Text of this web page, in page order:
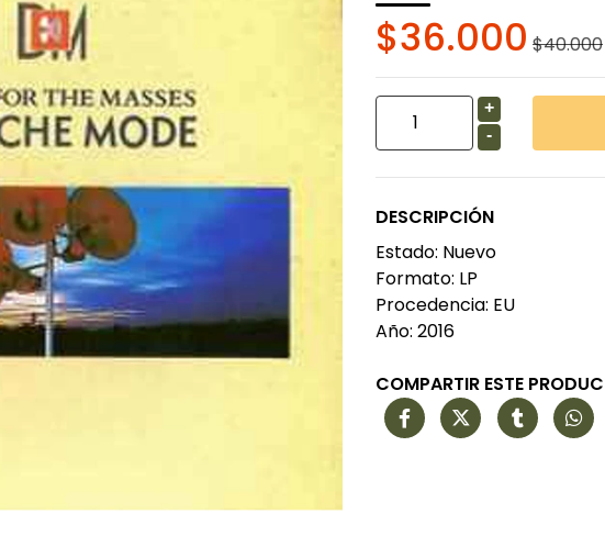
$36.000 $40.000
+
-
DESCRIPCIÓN
Estado: Nuevo
Formato: LP
Procedencia: EU
Año: 2016
COMPARTIR ESTE